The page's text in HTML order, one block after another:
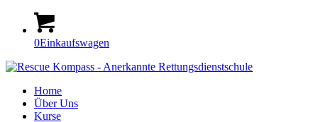
0Einkaufswagen
Home
Über Uns
Kurse